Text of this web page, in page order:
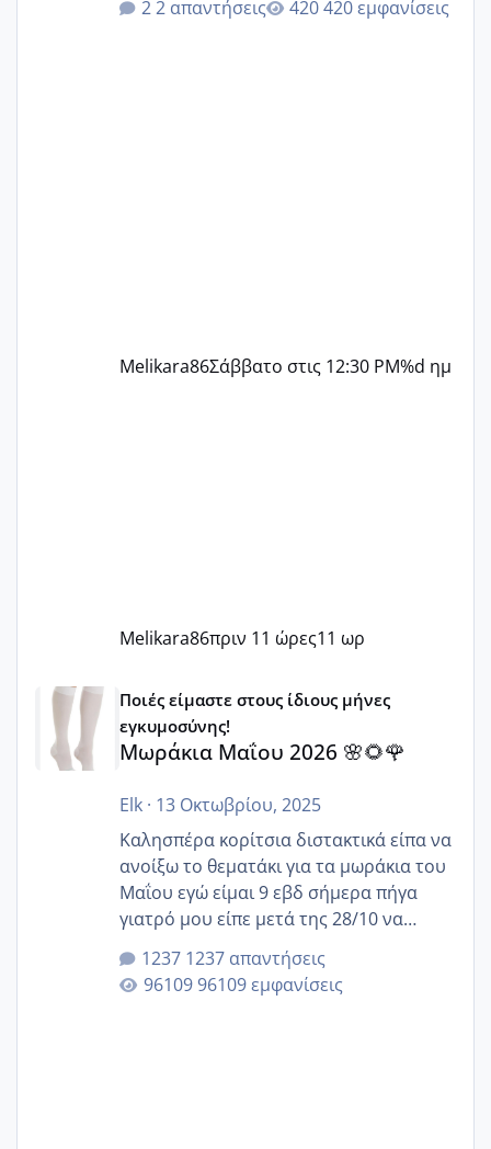
δεν χάνω εύκολα! Προσπαθώ για ακόμη
2 απαντήσεις 420 εμφανίσεις
Melikara86Σάββατο στις 12:30 PM%d ημ
Melikara86πριν 11 ώρες11 ωρ
Μωράκια Μαΐου 2026 🌸🌻🌹
Ποιές είμαστε στους ίδιους μήνες
εγκυμοσύνης!
Μωράκια Μαΐου 2026 🌸🌻🌹
Elk· 13 Οκτωβρίου, 2025
Καλησπέρα κορίτσια διστακτικά είπα να
ανοίξω το θεματάκι για τα μωράκια του
Μαΐου εγώ είμαι 9 εβδ σήμερα πήγα
γιατρό μου είπε μετά της 28/10 να
κλείσω ραντεβού για την αυχενική είναι
καμιά άλλη κοπέλα να γεννάει Μάιο ;;
1237 απαντήσεις
96109 εμφανίσεις